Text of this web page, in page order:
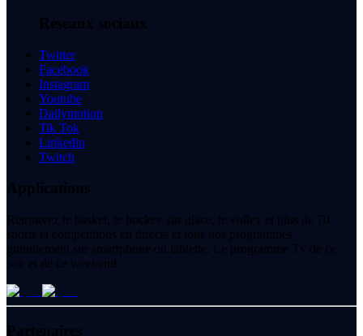
Réseaux sociaux
Twitter
Facebook
Instagram
Youtube
Dailymotion
Tik Tok
Linkedin
Twitch
Applications
Retrouvez le basket, le hockey sur glace, le volley et plus de 70
sports et compétitions en directs et tous nos programmes
gratuitement sur smartphone ou tablette. Le programme Tv de ce
soir et de ce weekend.
Partenaires